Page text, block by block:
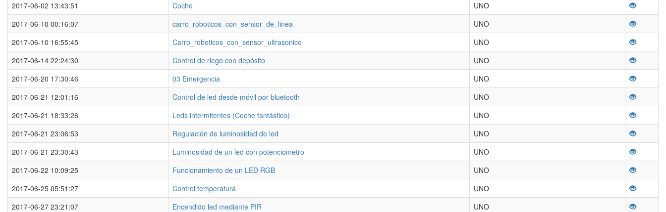
2017-06-02 13:43:51
Coche
UNO
2017-06-10 00:16:07
carro_roboticos_con_sensor_de_linea
UNO
2017-06-10 16:55:45
Carro_roboticos_con_sensor_ultrasonico
UNO
2017-06-14 22:24:30
Control de riego con depósito
UNO
2017-06-20 17:30:46
03 Emergencia
UNO
2017-06-21 12:01:16
Control de led desde móvil por bluetooth
UNO
2017-06-21 18:33:26
Leds intermitentes (Coche fantástico)
UNO
2017-06-21 23:06:53
Regulación de luminosidad de led
UNO
2017-06-21 23:30:43
Luminosidad de un led con potenciometro
UNO
2017-06-22 10:09:25
Funcionamiento de un LED RGB
UNO
2017-06-25 05:51:27
Control temperatura
UNO
2017-06-27 23:21:07
Encendido led mediante PIR
UNO